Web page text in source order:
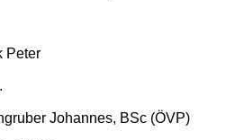
Peter
Johannes, BSc (ÖVP)